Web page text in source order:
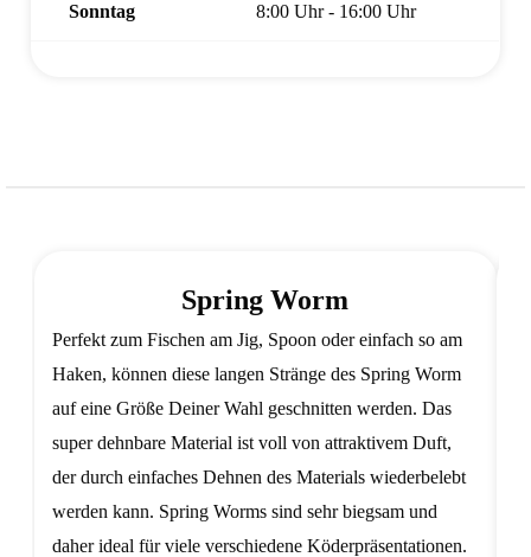
Sonntag 8:00 Uhr - 16:00 Uhr
Spring Worm
Perfekt zum Fischen am Jig, Spoon oder einfach so am
Haken, können diese langen Stränge des Spring Worm
auf eine Größe Deiner Wahl geschnitten werden. Das
super dehnbare Material ist voll von attraktivem Duft,
der durch einfaches Dehnen des Materials wiederbelebt
werden kann. Spring Worms sind sehr biegsam und
daher ideal für viele verschiedene Köderpräsentationen.